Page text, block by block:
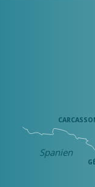
Spanien